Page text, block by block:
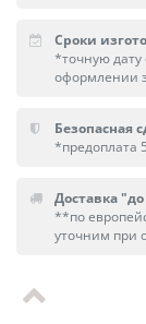
Сроки
*точную дату
оформлении
Безопасная
*предоплата
Доставка
**по
уточним при